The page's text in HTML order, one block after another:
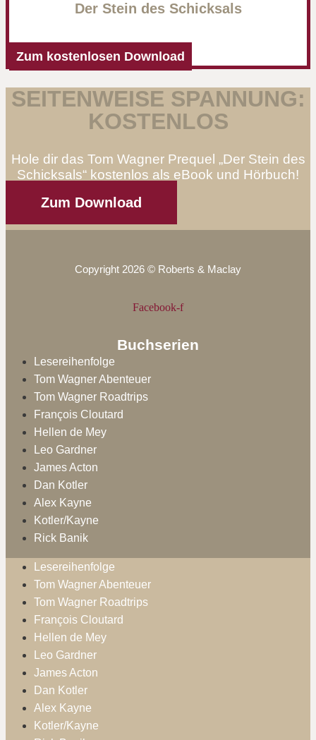
Der Stein des Schicksals
Zum kostenlosen Download
SEITENWEISE SPANNUNG:
KOSTENLOS
Hole dir das Tom Wagner Prequel „Der Stein des
Schicksals“ kostenlos als eBook und Hörbuch!
Zum Download
Copyright 2026 © Roberts & Maclay
Facebook-f
Buchserien
Lesereihenfolge
Tom Wagner Abenteuer
Tom Wagner Roadtrips
François Cloutard
Hellen de Mey
Leo Gardner
James Acton
Dan Kotler
Alex Kayne
Kotler/Kayne
Rick Banik
Lesereihenfolge
Tom Wagner Abenteuer
Tom Wagner Roadtrips
François Cloutard
Hellen de Mey
Leo Gardner
James Acton
Dan Kotler
Alex Kayne
Kotler/Kayne